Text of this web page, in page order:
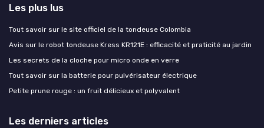
Les plus lus
Tout savoir sur le site officiel de la tondeuse Colombia
Avis sur le robot tondeuse Kress KR121E : efficacité et praticité au jardin
Les secrets de la cloche pour micro onde en verre
Tout savoir sur la batterie pour pulvérisateur électrique
Petite prune rouge : un fruit délicieux et polyvalent
Les derniers articles